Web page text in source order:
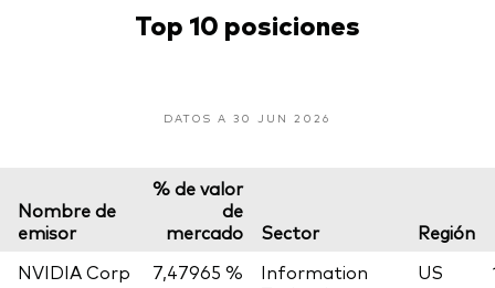
Top 10 posiciones
DATOS A 30 JUN 2026
Nombre de
emisor
% de valor
de
mercado
Sector
Región
NVIDIA Corp
7,47965 %
Information
US